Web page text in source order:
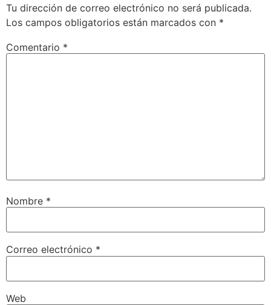
Tu dirección de correo electrónico no será publicada.
Los campos obligatorios están marcados con *
Comentario *
Nombre *
Correo electrónico *
Web